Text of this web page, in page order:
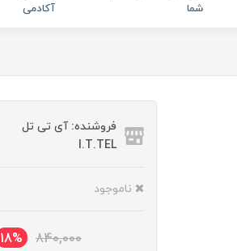
شما
آکادمی
فروشنده: آی تی تل
I.T.TEL
ناموجود
840,000
18%